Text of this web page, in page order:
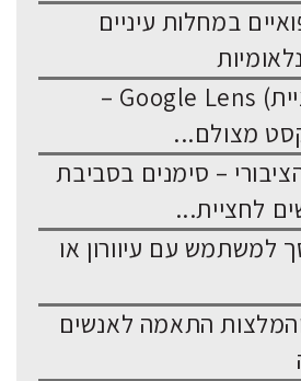
במחלות עיניים
יישומון (אפליקציית) Google Lens –
מצולם...
– סימנים בסביבת
לחציית...
למשתמש עם עיוורון או
התאמה לאנשים